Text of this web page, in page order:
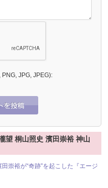
JPG, JPEG):
望 桐山照史 濱田崇裕 神山
崇裕が“奇跡”を起こした『エージ